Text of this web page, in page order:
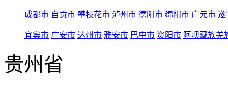
成都市 自贡市 攀枝花市 泸州市 德阳市 绵阳市 广元市 遂
宜宾市 广安市 达州市 雅安市 巴中市 资阳市 阿坝藏族羌
贵州省